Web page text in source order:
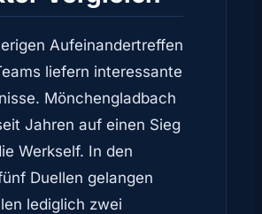
Aufeinandertreffen
liefern interessante
Mönchengladbach
Jahren auf einen Sieg
Werkself. In den
Duellen gelangen
lediglich zwei